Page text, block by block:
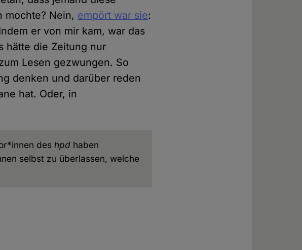
mochte? Nein, empört war sie:
er von mir kam, war das
hätte die Zeitung nur
Lesen gezwungen. So
denken und darüber reden
hat. Oder, in
deshpd haben
selbst zu überlassen, welche